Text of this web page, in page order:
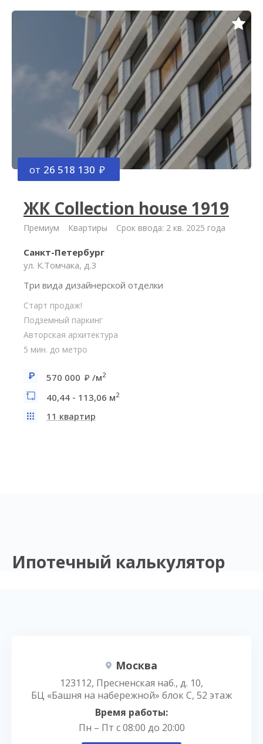
от 26 518 130
ЖК Collection house 1919
Премиум Квартиры Срок ввода: 2 кв. 2025 года
Санкт-Петербург
ул. К.Томчака, д.3
Три вида дизайнерской отделки
Старт продаж!
Подземный паркинг
Авторская архитектура
5 мин. до метро
570 000 /м2
40,44 - 113,06 м2
11 квартир
Ипотечный калькулятор
Москва
123112, Пресненская наб., д. 10,
БЦ «Башня на набережной» блок С, 52 этаж
Время работы:
Пн – Пт с 08:00 до 20:00